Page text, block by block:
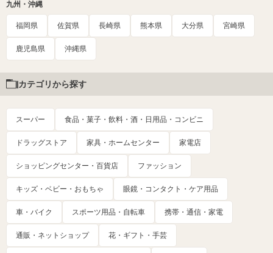
九州・沖縄
福岡県 佐賀県 長崎県 熊本県 大分県 宮崎県
鹿児島県 沖縄県
カテゴリから探す
スーパー 食品・菓子・飲料・酒・日用品・コンビニ
ドラッグストア 家具・ホームセンター 家電店
ショッピングセンター・百貨店 ファッション
キッズ・ベビー・おもちゃ 眼鏡・コンタクト・ケア用品
車・バイク スポーツ用品・自転車 携帯・通信・家電
通販・ネットショップ 花・ギフト・手芸